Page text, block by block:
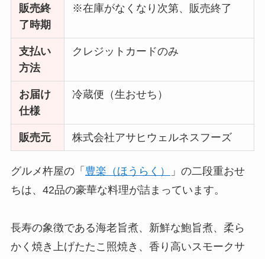
販売終
了時期
※在庫がなくなり次第、販売終了
支払い
方法
クレジットカードのみ
お届け
仕様
冷蔵便（生おせち）
販売元 株式会社アサヒウェルネスフーズ
グルメ杵屋の「 豊楽（ほうらく）
」の二段重おせ
ちは、42品の豪華な料理が詰まっています。
長寿の象徴である海老旨煮、新鮮な鮑旨煮、柔ら
かく焼き上げたたこ照焼き、香り高いスモークサ